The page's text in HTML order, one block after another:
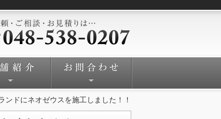
ンドにネオゼウスを施工しました！！